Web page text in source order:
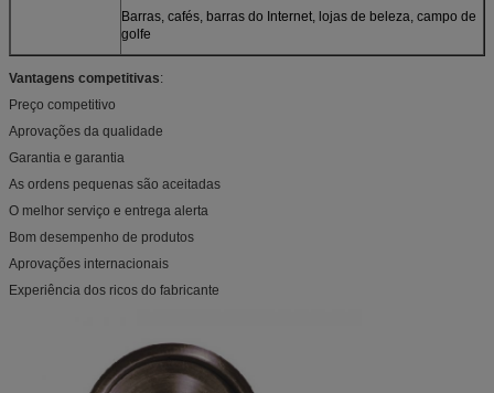
Barras, cafés, barras do Internet, lojas de beleza, campo de
golfe
Vantagens competitivas:
Preço competitivo
Aprovações da qualidade
Garantia e garantia
As ordens pequenas são aceitadas
O melhor serviço e entrega alerta
Bom desempenho de produtos
Aprovações internacionais
Experiência dos ricos do fabricante